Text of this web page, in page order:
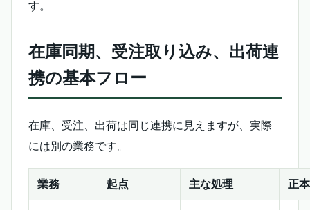
す。
在庫同期、受注取り込み、出荷連
携の基本フロー
在庫、受注、出荷は同じ連携に見えますが、実際
には別の業務です。
業務 起点 主な処理 正